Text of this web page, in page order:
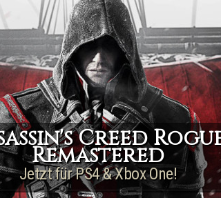
Direkt zum Inhalt
Creed
Remastered
Jetzt für PS4 & Xbox One!